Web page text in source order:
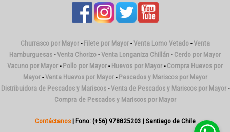
Churrasco por Mayor- Filete por Mayor-Venta Lomo Vetado-Venta
Hamburguesas -Venta Chorizo -Venta Longaniza Chillán - Cerdo por Mayor
Vacuno por Mayor - Pollo por Mayor - Huevos por Mayor - Compra Huevos por
Mayor-Venta Huevos por Mayor- Pescados y Mariscos por Mayor
Distribuidora de Pescados y Mariscos-Venta de Pescados y Mariscos por Mayor-
Compra de Pescados y Mariscos por Mayor
Contáctanos| Fono: (+56) 978825203 | Santiago de Chile